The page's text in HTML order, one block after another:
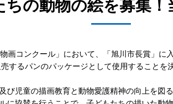
の動物の絵を募集
画コンクール」において、「旭川市長賞」
するパンのパッケージとして使用することを
び児童の描画教育と動物愛護精神の向上を